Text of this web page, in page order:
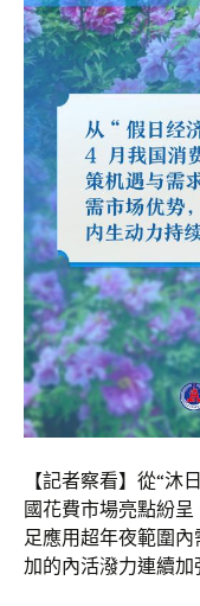
【記者察看】從“沐
國花費市場亮點紛
足應用超年夜範圍
加的內活潑力連續加